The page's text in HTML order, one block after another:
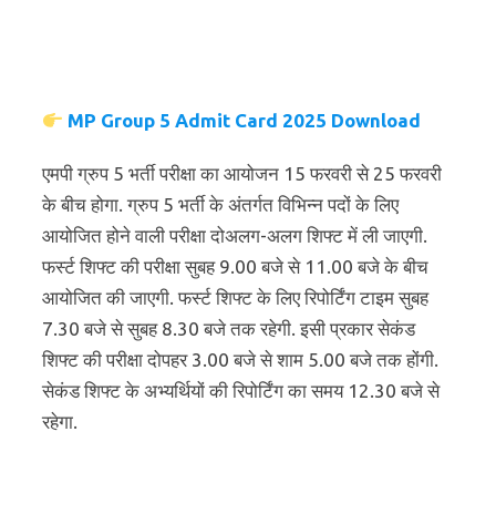
MP Group 5 Admit Card 2025 Download
एमपी ग्रुप 5 भर्ती परीक्षा का आयोजन 15 फरवरी से 25 फरवरी
के बीच होगा. ग्रुप 5 भर्ती के अंतर्गत विभिन्न पदों के लिए
आयोजित होने वाली परीक्षा दोअलग-अलग शिफ्ट में ली जाएगी.
फर्स्ट शिफ्ट की परीक्षा सुबह 9.00 बजे से 11.00 बजे के बीच
आयोजित की जाएगी. फर्स्ट शिफ्ट के लिए रिपोर्टिंग टाइम सुबह
7.30 बजे से सुबह 8.30 बजे तक रहेगी. इसी प्रकार सेकंड
शिफ्ट की परीक्षा दोपहर 3.00 बजे से शाम 5.00 बजे तक होंगी.
सेकंड शिफ्ट के अभ्यर्थियों की रिपोर्टिंग का समय 12.30 बजे से
रहेगा.